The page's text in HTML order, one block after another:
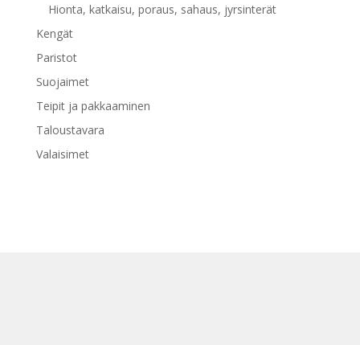
Hionta, katkaisu, poraus, sahaus, jyrsinterät
Kengät
Paristot
Suojaimet
Teipit ja pakkaaminen
Taloustavara
Valaisimet